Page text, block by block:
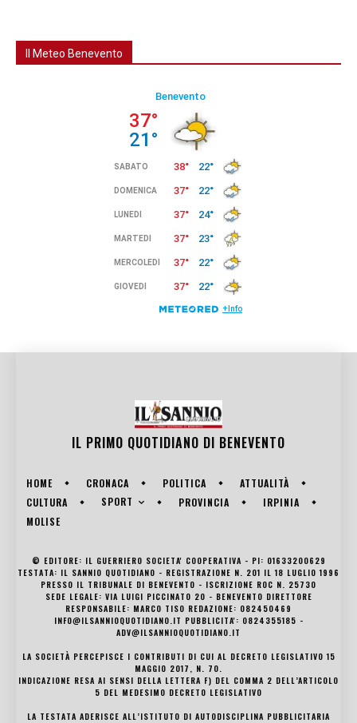
Il Meteo Benevento
IL PRIMO QUOTIDIANO DI BENEVENTO
HOME CRONACA POLITICA
ATTUALITÀ
CULTURA
SPORT PROVINCIA
IRPINIA
MOLISE
© EDITORE: IL GUERRIERO SOCIETA' COOPERATIVA - PI: 01633200629
TESTATA: IL SANNIO QUOTIDIANO - REGISTRAZIONE N. 201 IL 18 LUGLIO 1996
PRESSO IL TRIBUNALE DI BENEVENTO - ISCRIZIONE ROC N. 25730
SEDE LEGALE: VIA LUIGI PICCINATO 20 - BENEVENTO DIRETTORE
RESPONSABILE: MARCO TISO REDAZIONE: 082450469
INFO@ILSANNIOQUOTIDIANO.IT PUBBLICITA': 0824355185 -
ADV@ILSANNIOQUOTIDIANO.IT
LA SOCIETÀ PERCEPISCE I CONTRIBUTI DI CUI AL DECRETO LEGISLATIVO 15
MAGGIO 2017, N. 70.
INDICAZIONE RESA AI SENSI DELLA LETTERA F) DEL COMMA 2 DELL’ARTICOLO
5 DEL MEDESIMO DECRETO LEGISLATIVO
LA TESTATA ADERISCE ALL’ISTITUTO DI AUTODISCIPLINA PUBBLICITARIA